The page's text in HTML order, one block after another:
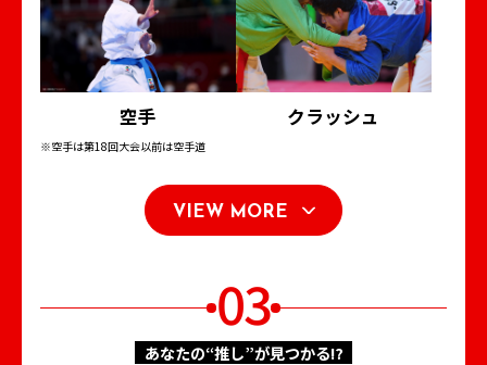
空手 クラッシュ
※空手は第18回大会以前は空手道
VIEW MORE
03
あなたの“推し”が見つかる⁉